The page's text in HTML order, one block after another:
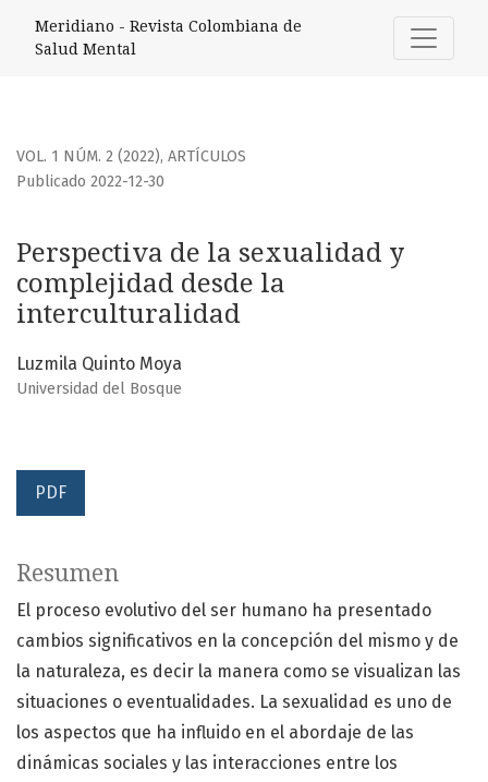
Perspectiva de la sexualidad y complejidad desde la
Meridiano - Revista Colombiana de
Salud Mental
VOL. 1 NÚM. 2 (2022), ARTÍCULOS
Perspectiva de la sexualidad y
complejidad desde la
interculturalidad
Publicado 2022-12-30
Luzmila Quinto Moya
Universidad del Bosque
PDF
Resumen
El proceso evolutivo del ser humano ha presentado
cambios significativos en la concepción del mismo y de
la naturaleza, es decir la manera como se visualizan las
situaciones o eventualidades. La sexualidad es uno de
los aspectos que ha influido en el abordaje de las
dinámicas sociales y las interacciones entre los